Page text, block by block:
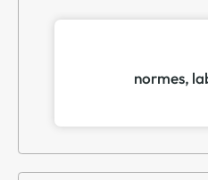
normes,